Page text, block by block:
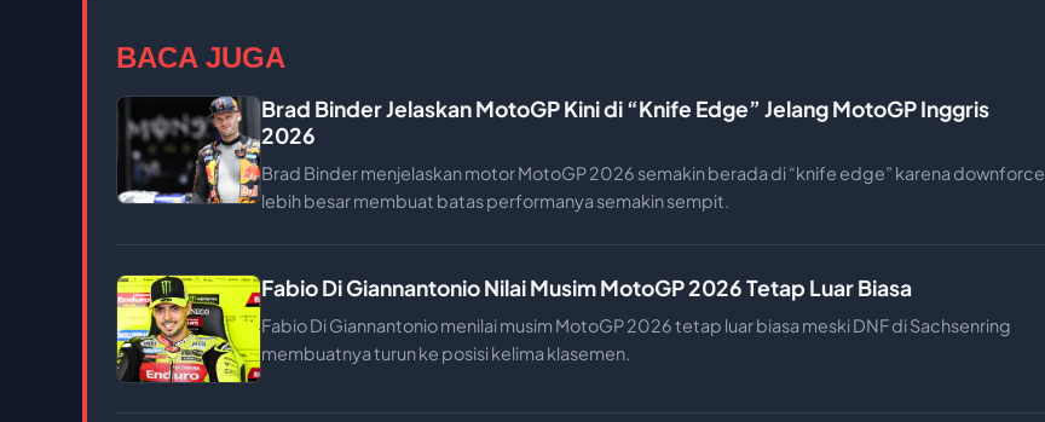
BACA JUGA
Brad Binder Jelaskan MotoGP Kini di “Knife Edge” Jelang MotoGP Inggris
2026
Brad Binder menjelaskan motor MotoGP 2026 semakin berada di “knife edge” karena downforce
lebih besar membuat batas performanya semakin sempit.
Fabio Di Giannantonio Nilai Musim MotoGP 2026 Tetap Luar Biasa
Fabio Di Giannantonio menilai musim MotoGP 2026 tetap luar biasa meski DNF di Sachsenring
membuatnya turun ke posisi kelima klasemen.